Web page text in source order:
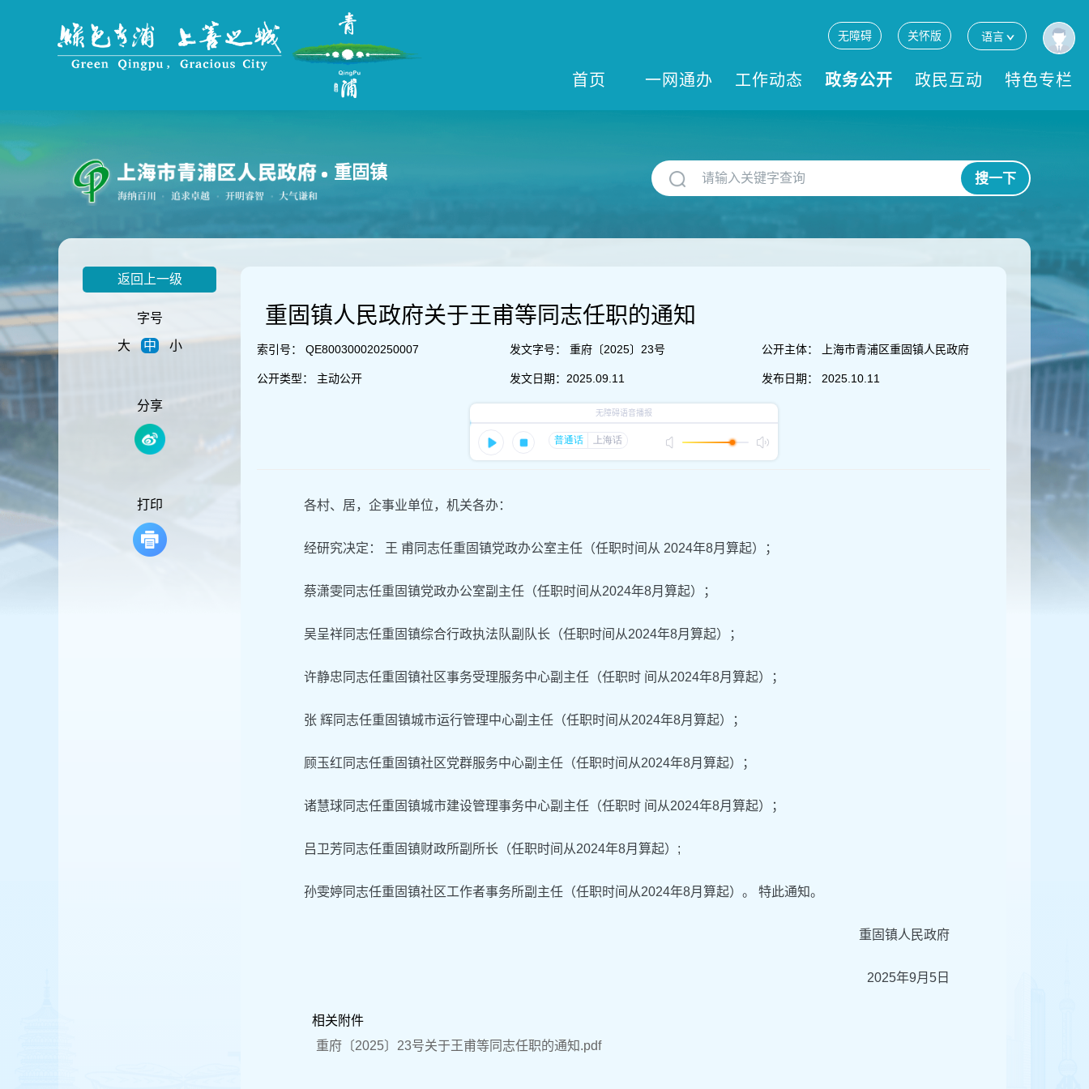
到
主
要
内
无障碍 关怀版 语言
首页 一网通办 工作动态 政务公开 政民互动 特色专栏
重固镇 搜一下
返回上一级
字号
大
中 小
分享
打印
重固镇人民政府关于王甫等同志任职的通知
索引号： QE800300020250007
公开类型： 主动公开
发文字号： 重府〔2025〕23号
发文日期： 2025.09.11
公开主体： 上海市青浦区重固镇人民政府
发布日期： 2025.10.11
各村、居，企事业单位，机关各办：
经研究决定： 王 甫同志任重固镇党政办公室主任（任职时间从 2024年8月算起）；
蔡潇雯同志任重固镇党政办公室副主任（任职时间从2024年8月算起）；
吴呈祥同志任重固镇综合行政执法队副队长（任职时间从2024年8月算起）；
许静忠同志任重固镇社区事务受理服务中心副主任（任职时 间从2024年8月算起）；
张 辉同志任重固镇城市运行管理中心副主任（任职时间从2024年8月算起）；
顾玉红同志任重固镇社区党群服务中心副主任（任职时间从2024年8月算起）；
诸慧球同志任重固镇城市建设管理事务中心副主任（任职时 间从2024年8月算起）；
吕卫芳同志任重固镇财政所副所长（任职时间从2024年8月算起）;
孙雯婷同志任重固镇社区工作者事务所副主任（任职时间从2024年8月算起）。 特此通知。
重固镇人民政府
2025年9月5日
相关附件
重府〔2025〕23号关于王甫等同志任职的通知.pdf